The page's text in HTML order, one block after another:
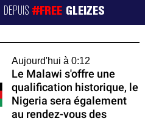
DEPUIS#FREE GLEIZES
Aujourd'hui à 0:12
Le Malawi s'offre une
qualification historique, le
Nigeria sera également
au rendez-vous des